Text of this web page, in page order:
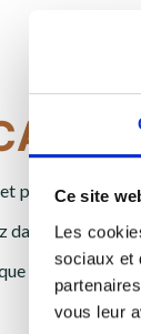
Ce site
Les
sociaux et
vous leur
praticité dans
dans le
nous vous